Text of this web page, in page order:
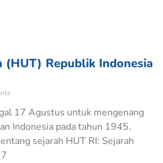
(HUT) Republik Indonesia
17 Agustus untuk mengenang
Indonesia pada tahun 1945.
sejarah HUT RI: Sejarah